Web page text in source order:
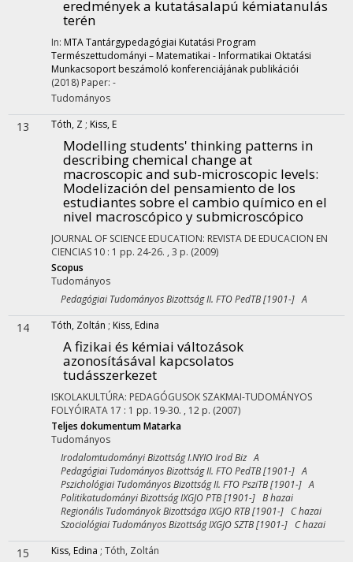
eredmények a kutatásalapú kémiatanulás
terén
In: MTA Tantárgypedagógiai Kutatási Program
Természettudományi – Matematikai - Informatikai Oktatási
Munkacsoport beszámoló konferenciájának publikációi
(2018) Paper: -
Tudományos
13 Tóth, Z ; Kiss, E
Modelling students' thinking patterns in
describing chemical change at
macroscopic and sub-microscopic levels:
Modelización del pensamiento de los
estudiantes sobre el cambio químico en el
nivel macroscópico y submicroscópico
JOURNAL OF SCIENCE EDUCATION: REVISTA DE EDUCACION EN
CIENCIAS 10 : 1 pp. 24-26. , 3 p. (2009)
Scopus
Tudományos
Pedagógiai Tudományos Bizottság II. FTO PedTB [1901-] A
14 Tóth, Zoltán ; Kiss, Edina
A fizikai és kémiai változások
azonosításával kapcsolatos
tudásszerkezet
ISKOLAKULTÚRA: PEDAGÓGUSOK SZAKMAI-TUDOMÁNYOS
FOLYÓIRATA 17 : 1 pp. 19-30. , 12 p. (2007)
Teljes dokumentumMatarka
Tudományos
Irodalomtudományi Bizottság I.NYIO Irod Biz A
Pedagógiai Tudományos Bizottság II. FTO PedTB [1901-] A
Pszichológiai Tudományos Bizottság II. FTO PsziTB [1901-] A
Politikatudományi Bizottság IXGJO PTB [1901-] B hazai
Regionális Tudományok Bizottsága IXGJO RTB [1901-] C hazai
Szociológiai Tudományos Bizottság IXGJO SZTB [1901-] C hazai
15 Kiss, Edina ; Tóth, Zoltán